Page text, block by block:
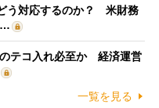
う対応するのか？ 米財務
…
テコ入れ必至か 経済運営
一覧を見る